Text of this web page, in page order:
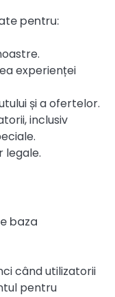
pentru:
experienței
și a ofertelor.
inclusiv
legale.
baza
când utilizatorii
pentru